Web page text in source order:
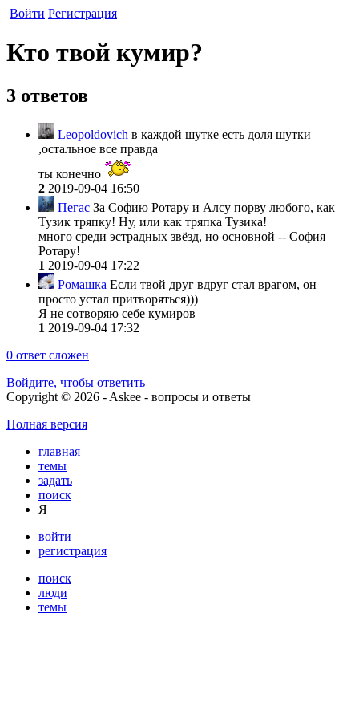
Войти Регистрация
Кто твой кумир?
3 ответов
Leopoldovich в каждой шутке есть доля шутки
,остальное все правда
ты конечно
2 2019-09-04 16:50
Пегас За Софию Ротару и Алсу порву любого, как
Тузик тряпку! Ну, или как тряпка Тузика!
много среди эстрадных звёзд, но основной -- София
Ротару!
1 2019-09-04 17:22
Ромашка Если твой друг вдруг стал врагом, он
просто устал притворяться)))
Я не сотворяю себе кумиров
1 2019-09-04 17:32
0 ответ сложен
Войдите, чтобы ответить
Copyright © 2026 - Askee - вопросы и ответы
Полная версия
главная
темы
задать
поиск
Я
войти
регистрация
поиск
люди
темы